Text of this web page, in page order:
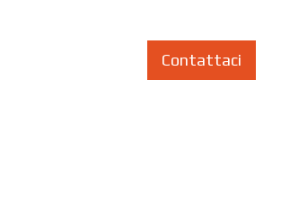
Contattaci